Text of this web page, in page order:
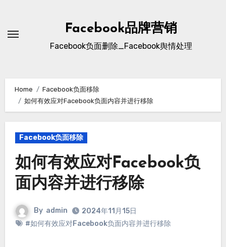
content
Facebook品牌营销
Facebook负面删除_Facebook舆情处理
Home
Facebook负面移除
如何有效应对Facebook负面内容并进行移除
Facebook负面移除
如何有效应对Facebook负
面内容并进行移除
By admin
2024年11月15日
#如何有效应对Facebook负面内容并进行移除